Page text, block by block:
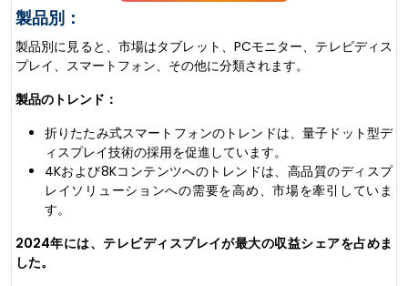
製品別：
製品別に見ると、市場はタブレット、PCモニター、テレビディス
プレイ、スマートフォン、その他に分類されます。
製品のトレンド：
折りたたみ式スマートフォンのトレンドは、量子ドット型デ
ィスプレイ技術の採用を促進しています。
4Kおよび8Kコンテンツへのトレンドは、高品質のディスプ
レイソリューションへの需要を高め、市場を牽引していま
す。
2024年には、テレビディスプレイが最大の収益シェアを占めま
した。